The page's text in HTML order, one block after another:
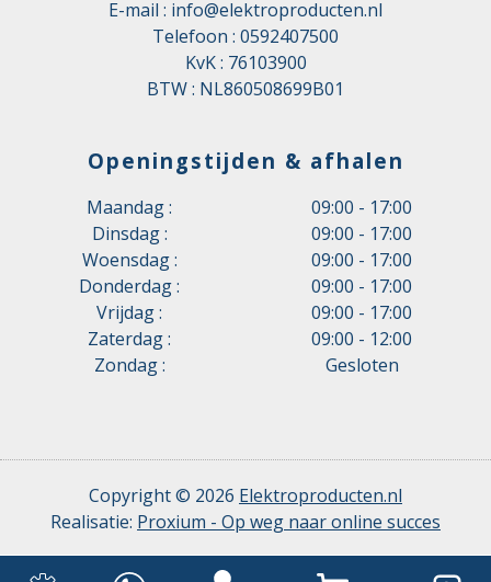
E-mail : info@elektroproducten.nl
Telefoon : 0592407500
KvK : 76103900
BTW : NL860508699B01
Openingstijden & afhalen
Maandag :
09:00 - 17:00
Dinsdag :
09:00 - 17:00
Woensdag :
09:00 - 17:00
Donderdag :
09:00 - 17:00
Vrijdag :
09:00 - 17:00
Zaterdag :
09:00 - 12:00
Zondag :
Gesloten
Copyright © 2026 Elektroproducten.nl
Realisatie: Proxium - Op weg naar online succes